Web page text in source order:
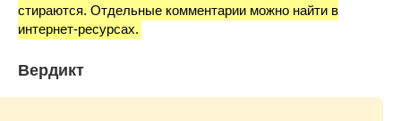
стираются. Отдельные комментарии можно найти в
интернет-ресурсах.
Вердикт